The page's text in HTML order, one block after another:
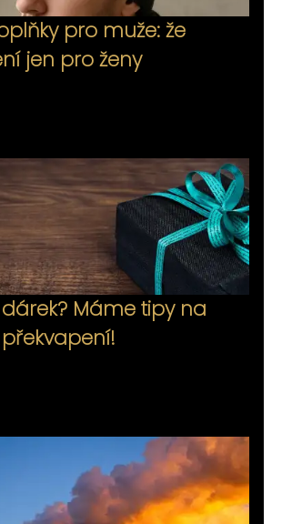
pro muže: že
jen pro ženy
Máme tipy na